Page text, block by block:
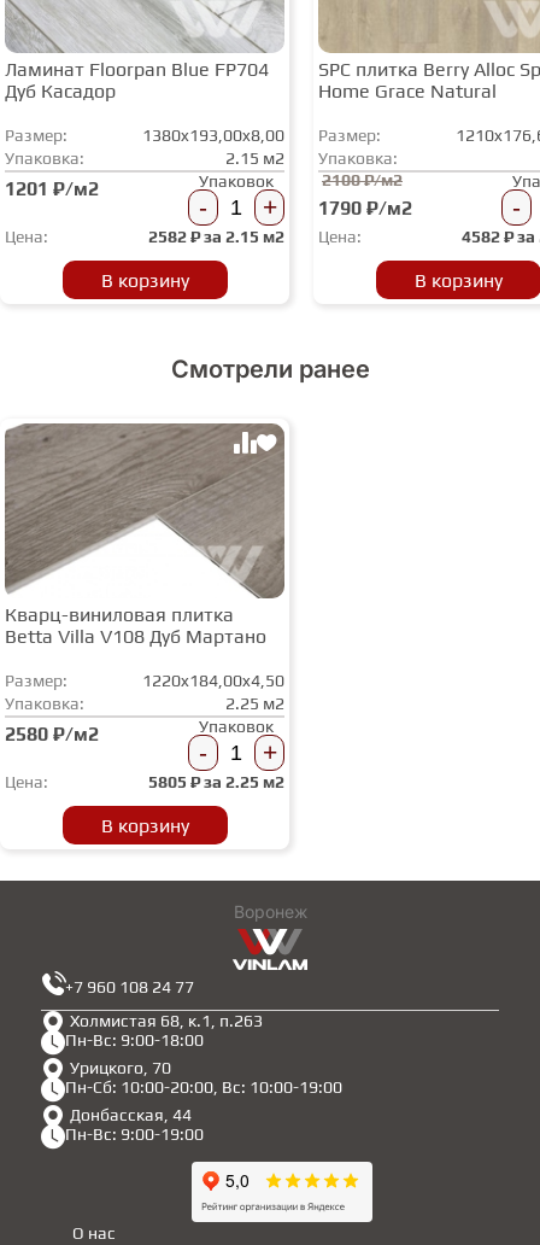
Ламинат Floorpan Blue FP704
Дуб Касадор
Размер:
1380x193,00x8,00
Упаковка:
2.15 м2
1201 ₽/м2 Упаковок
- +
Цена: 2582₽ за 2.15 м2
В корзину
SPC плитка Berry Alloc
Home Grace Natural
Размер:
Упаковка:
2100 ₽/м2
1790 ₽/м2 -
Цена: 4582₽ за
В корзину
Смотрели ранее
Кварц-виниловая плитка
Betta Villa V108 Дуб Мартано
Размер:
1220x184,00x4,50
Упаковка:
2.25 м2
2580 ₽/м2 Упаковок
- +
Цена: 5805 ₽ за 2.25 м2
В корзину
Воронеж
Холмистая 68, к.1, п.263
Пн-Вс: 9:00-18:00
Урицкого, 70
Пн-Сб: 10:00-20:00, Вс: 10:00-19:00
Донбасская, 44
Пн-Вс: 9:00-19:00
+7 960 108 24 77
О нас